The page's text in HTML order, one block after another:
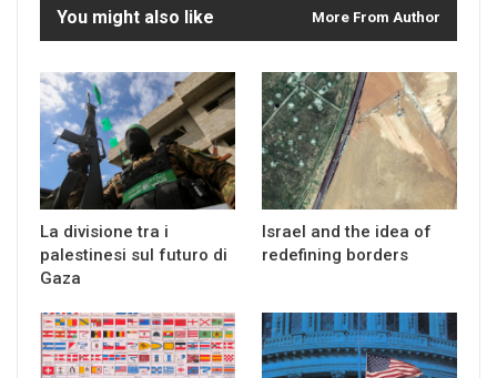
You might also like More From Author
La divisione tra i
palestinesi sul futuro di
Gaza
Israel and the idea of
redefining borders